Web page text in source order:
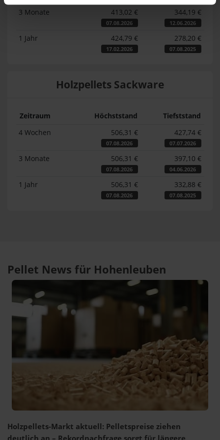
3 Monate 413,02 €
07.08.2026
344,19 €
12.06.2026
1 Jahr 424,79 €
17.02.2026
278,20 €
07.08.2025
Holzpellets Sackware
Zeitraum Höchststand
Tiefststand
4 Wochen
506,31 €
07.08.2026
427,74 €
07.07.2026
3 Monate 506,31 €
07.08.2026
397,10 €
04.06.2026
1 Jahr 506,31 €
07.08.2026
332,88 €
07.08.2025
Pellet News für Hohenleuben
Holzpellets-Markt aktuell: Pelletspreise ziehen